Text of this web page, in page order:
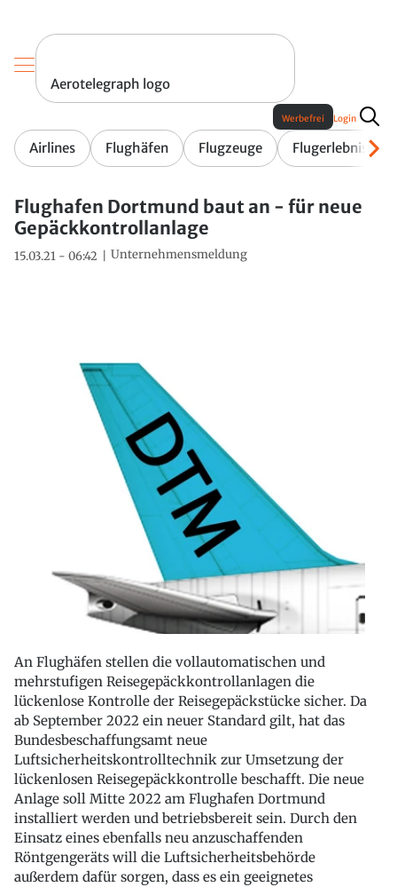
Aerotelegraph logo
Airlines Flughäfen Flugzeuge Flugerlebnis
Werbefrei Login
Flughafen Dortmund baut an - für neue
Gepäckkontrollanlage
15.03.21 - 06:42 Unternehmensmeldung
An Flughäfen stellen die vollautomatischen und
mehrstufigen Reisegepäckkontrollanlagen die
lückenlose Kontrolle der Reisegepäckstücke sicher. Da
ab September 2022 ein neuer Standard gilt, hat das
Bundesbeschaffungsamt neue
Luftsicherheitskontrolltechnik zur Umsetzung der
lückenlosen Reisegepäckkontrolle beschafft. Die neue
Anlage soll Mitte 2022 am Flughafen Dortmund
installiert werden und betriebsbereit sein. Durch den
Einsatz eines ebenfalls neu anzuschaffenden
Röntgengeräts will die Luftsicherheitsbehörde
außerdem dafür sorgen, dass es ein geeignetes